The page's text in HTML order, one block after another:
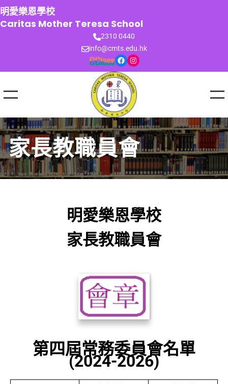
跳
至
主
明愛樂恩學校
Caritas Mother Teresa School
2310 0440
info@cmts.edu.hk
Facebook Instagram
家長教職員會
明愛樂恩學校
家長教職員會
第四屆常務委員會名單
(2024-2026)